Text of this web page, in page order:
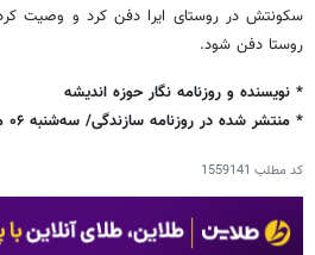
سکونتش در روستای ایرا دفن کرد و وصیت
روستا دفن شود.
* نویسنده و روزنامه نگار حوزه اندیشه
* منتشر شده در روزنامه سازندگی/ سه‌شنبه ۰۶ مهر
کد مطلب 1559141